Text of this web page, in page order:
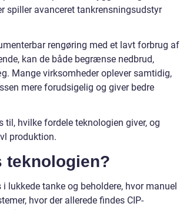
spiller avanceret tankrensningsudstyr
rengøring med et lavt forbrug af
kan de både begrænse nedbrud,
Mange virksomheder oplever samtidig,
mere forudsigelig og giver bedre
hvilke fordele teknologien giver, og
produktion.
teknologien?
lukkede tanke og beholdere, hvor manuel
hvor der allerede findes CIP-